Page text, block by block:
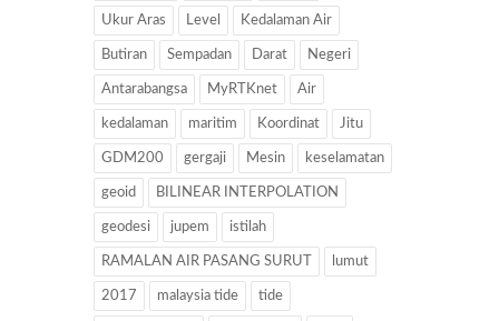
Ukur Aras Level Kedalaman Air
Butiran Sempadan Darat Negeri
Antarabangsa MyRTKnet Air
kedalaman maritim Koordinat Jitu
GDM200 gergaji Mesin keselamatan
geoid BILINEAR INTERPOLATION
geodesi jupem istilah
RAMALAN AIR PASANG SURUT lumut
2017 malaysia tide tide